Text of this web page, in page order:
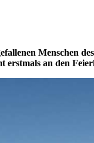
Menschen
erstmals an den